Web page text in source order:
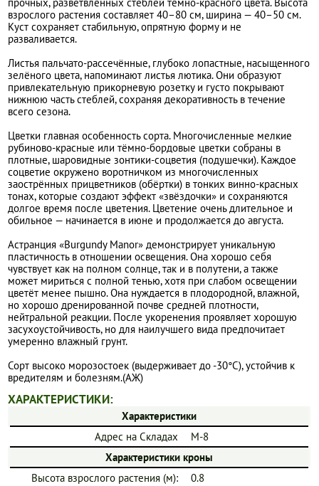
взрослого растения составляет 40–80 см, ширина — 40–50 см.
Куст сохраняет стабильную, опрятную форму и не
разваливается.
Листья пальчато-рассечённые, глубоко лопастные, насыщенного
зелёного цвета, напоминают листья лютика. Они образуют
привлекательную прикорневую розетку и густо покрывают
нижнюю часть стеблей, сохраняя декоративность в течение
всего сезона.
Цветки главная особенность сорта. Многочисленные мелкие
рубиново-красные или тёмно-бордовые цветки собраны в
плотные, шаровидные зонтики-соцветия (подушечки). Каждое
соцветие окружено воротничком из многочисленных
заострённых прицветников (обёртки) в тонких винно-красных
тонах, которые создают эффект «звёздочки» и сохраняются
долгое время после цветения. Цветение очень длительное и
обильное — начинается в июне и продолжается до августа.
Астранция «Burgundy Manor» демонстрирует уникальную
пластичность в отношении освещения. Она хорошо себя
чувствует как на полном солнце, так и в полутени, а также
может мириться с полной тенью, хотя при слабом освещении
цветёт менее пышно. Она нуждается в плодородной, влажной,
но хорошо дренированной почве средней плотности,
нейтральной реакции. После укоренения проявляет хорошую
засухоустойчивость, но для наилучшего вида предпочитает
умеренно влажный грунт.
Сорт высоко морозостоек (выдерживает до -30°C), устойчив к
вредителям и болезням.(АЖ)
ХАРАКТЕРИСТИКИ:
Характеристики
Адрес на Складах
М-8
Характеристики кроны
Высота взрослого растения (м):
0.8